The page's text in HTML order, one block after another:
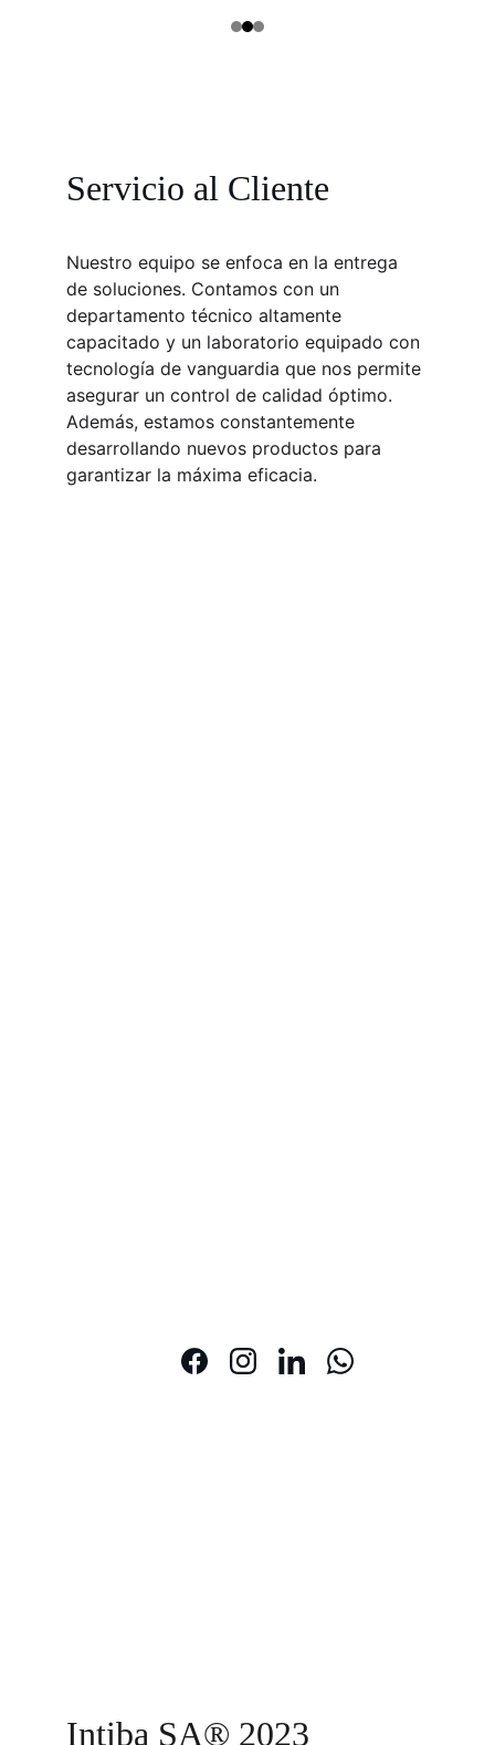
Servicio al Cliente
Nuestro equipo se enfoca en la entrega
de soluciones. Contamos con un
departamento técnico altamente
capacitado y un laboratorio equipado con
tecnología de vanguardia que nos permite
asegurar un control de calidad óptimo.
Además, estamos constantemente
desarrollando nuevos productos para
garantizar la máxima eficacia.
Intiba SA® 2023